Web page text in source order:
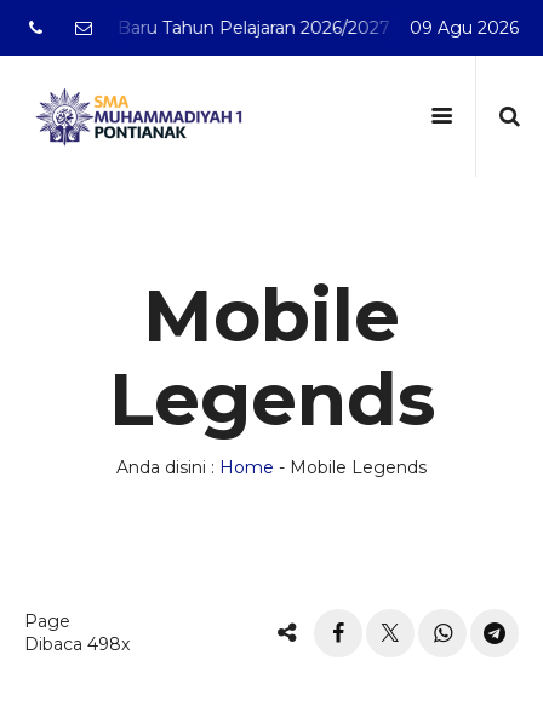
Baru Tahun Pelajaran 2026/2027 SMA 09 Agu 2026
Mobile
Legends
Anda disini : Home - Mobile Legends
Page
Dibaca 498x